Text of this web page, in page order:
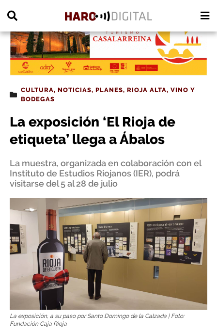
CULTURA, NOTICIAS, PLANES, RIOJA ALTA, VINO Y
BODEGAS
La exposición ‘El Rioja de
etiqueta’ llega a Ábalos
La muestra, organizada en colaboración con el
Instituto de Estudios Riojanos (IER), podrá
visitarse del 5 al 28 de julio
La exposición, a su paso por Santo Domingo de la Calzada | Foto:
Fundación Caja Rioja